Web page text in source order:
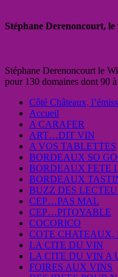
Stéphane Derenoncourt,
Stéphane Derenoncourt le
pour 130 domaines dont 90
Côté Châteaux,
Accueil
A CARAFER
ART…DIT VIN
A VOS TABLETTES
BORDEAUX SO
BORDEAUX FETE
BORDEAUX
BUZZ DES
CEP…PAS MAL
CEP…PITOYABLE
COCORICO
COTE CHATEAUX,
LA CITE DU VIN
LA CITE DU VIN A
FOIRES AUX VINS